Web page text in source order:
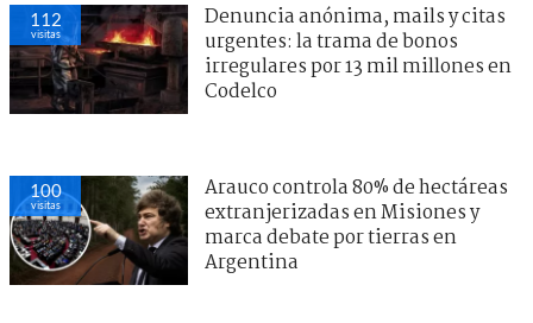
112
visitas
Denuncia anónima, mails y citas
urgentes: la trama de bonos
irregulares por 13 mil millones en
Codelco
100
visitas
Arauco controla 80% de hectáreas
extranjerizadas en Misiones y
marca debate por tierras en
Argentina